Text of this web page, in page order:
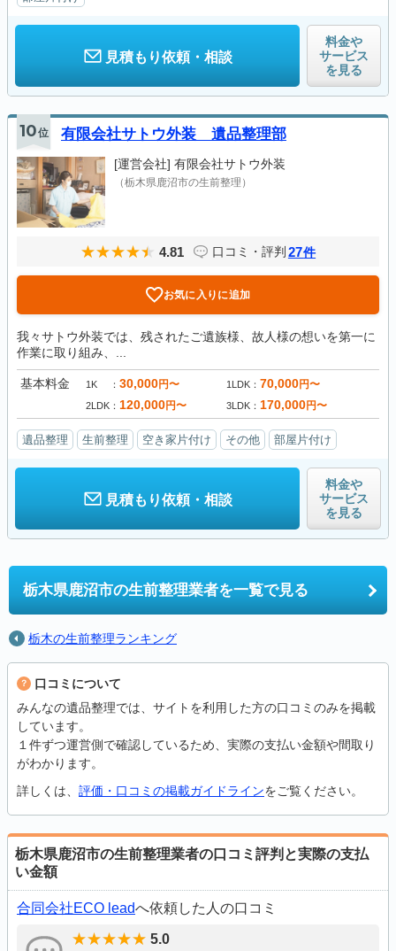
見積もり依頼・相談
料金や
サービス
を見る
10位 有限会社サトウ外装 遺品整理部
[運営会社] 有限会社サトウ外装
（栃木県鹿沼市の生前整理）
4.81 口コミ・評判 27件
お気に入りに追加
我々サトウ外装では、残されたご遺族様、故人様の想いを第一に
作業に取り組み、...
基本料金 1K 30,000円〜 1LDK 70,000円〜
2LDK 120,000円〜 3LDK 170,000円〜
遺品整理 生前整理 空き家片付け その他 部屋片付け
見積もり依頼・相談
料金や
サービス
を見る
栃木県鹿沼市の生前整理業者を一覧で見る
栃木の生前整理ランキング
口コミについて
みんなの遺品整理では、サイトを利用した方の口コミのみを掲載
しています。
１件ずつ運営側で確認しているため、実際の支払い金額や間取り
がわかります。
詳しくは、 評価・口コミの掲載ガイドラインをご覧ください。
栃木県鹿沼市の生前整理業者の口コミ評判と実際の支払
い金額
合同会社ECO leadへ依頼した人の口コミ
5.0